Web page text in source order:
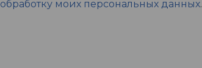
обработку моих персональных данных.